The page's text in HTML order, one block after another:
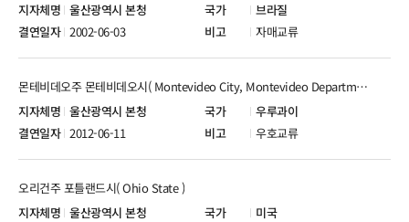
울산광역시 본청 브라질
2002-06-03 자매교류
울산광역시 본청 우루과이
몬테비데오주 몬테비데오시( Montevideo City, Montevideo Department )
2012-06-11 우호교류
울산광역시 본청 미국
오리건주 포틀랜드시( Ohio State )